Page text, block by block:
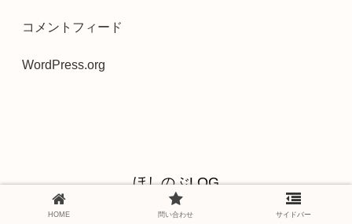
コメントフィード
WordPress.org
ほしのぶLOG
特定商取引法に関する記述 プライバシーポリシー
HOME 問い合わせ サイドバー